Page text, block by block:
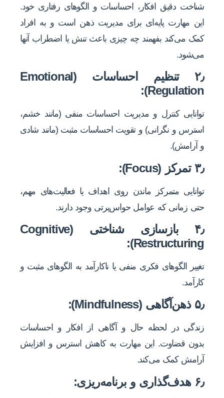
شناخت دقیق افکار، احساسات و الگوهای رفتاری خود.
این مهارت پایه‌ای برای مدیریت ذهن است و به افراد
کمک می‌کند بفهمند چه چیزی باعث تنش یا اضطراب آنها
می‌شود.
۲٫ تنظیم احساسات (Emotional
Regulation):
توانایی کنترل و مدیریت احساسات منفی (مانند خشم،
استرس و نگرانی) و تقویت احساسات مثبت (مانند شادی
و آرامش).
۳٫ تمرکز (Focus):
توانایی متمرکز ماندن روی اهداف یا فعالیت‌های مهم،
حتی زمانی که عوامل حواس‌پرتی وجود دارند.
۴٫ بازسازی شناختی (Cognitive
Restructuring):
تغییر الگوهای فکری منفی یا ناکارآمد به الگوهای مثبت و
کارآمد.
۵٫ ذهن‌آگاهی (Mindfulness):
زندگی در لحظه حال و آگاهی از افکار و احساسات
بدون قضاوت. این مهارت به کاهش استرس و افزایش
آرامش کمک می‌کند.
۶٫ هدف‌گذاری و برنامه‌ریزی: